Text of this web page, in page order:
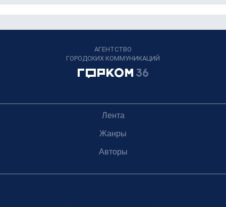
АГЕНТСТВО
ГОРОДСКИХ КОММУНИКАЦИЙ
Лента
Жанры
Авторы